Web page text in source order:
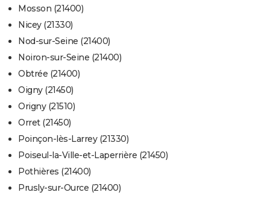
Mosson (21400)
Nicey (21330)
Nod-sur-Seine (21400)
Noiron-sur-Seine (21400)
Obtrée (21400)
Oigny (21450)
Origny (21510)
Orret (21450)
Poinçon-lès-Larrey (21330)
Poiseul-la-Ville-et-Laperrière (21450)
Pothières (21400)
Prusly-sur-Ource (21400)